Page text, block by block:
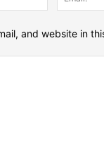
and website in